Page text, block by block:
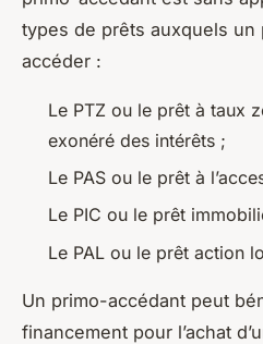
types de prêts auxquels
accéder :
Le PTZ ou le prêt à taux
exonéré des intérêts ;
Le PAS ou le prêt à
Le PIC ou le prêt
Le PAL ou le prêt action
Un primo-accédant peut
financement pour l’achat